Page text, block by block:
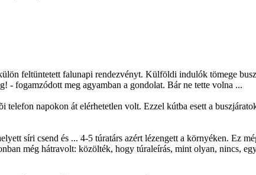
feltüntetett falunapi rendezvényt. Külföldi indulók tömege
- fogamzódott meg agyamban a gondolat. Bár ne tette volna ...
napokon át elérhetetlen volt. Ezzel kútba esett a
síri csend és ... 4-5 túratárs azért lézengett a környéken. Ez
még hátravolt: közölték, hogy túraleírás, mint olyan, nincs,